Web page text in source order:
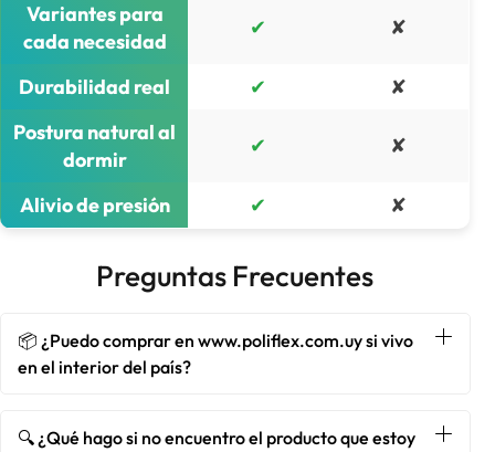
Variantes para
cada necesidad
✔ ✘
Durabilidad real ✔
✘
Postura natural al
dormir
✔ ✘
Alivio de presión ✔ ✘
Preguntas Frecuentes
📦 ¿Puedo comprar en www.poliflex.com.uy si vivo
en el interior del país?
🔍 ¿Qué hago si no encuentro el producto que estoy